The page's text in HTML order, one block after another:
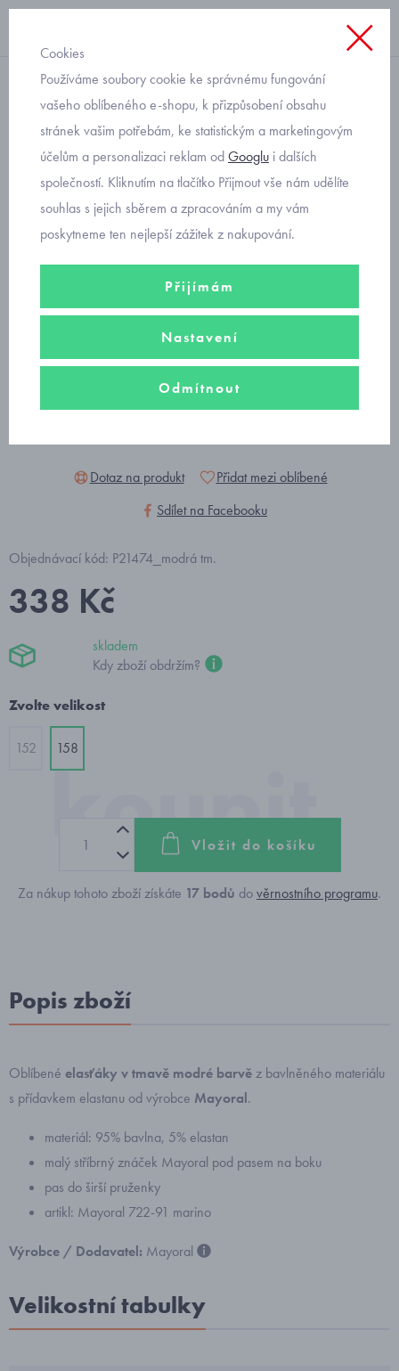
elastické legíny
Mayoral dívčí jednobarevné
modré legíny 722-91
Dotaz na produkt
Přidat mezi oblíbené
Sdílet na Facebooku
Objednávací kód: P21474_modrá tm.
338 Kč
skladem
Kdy zboží obdržím?
Zvolte velikost
152 158
Vložit do košíku
Za nákup tohoto zboží získáte 17 bodů dověrnostního programu.
Popis zboží
Oblíbené elasťáky v tmavě modré barvěz bavlněného materiálu
s přídavkem elastanu od výrobce Mayoral.
materiál: 95% bavlna, 5% elastan
malý stříbrný znáček Mayoral pod pasem na boku
pas do širší pruženky
artikl: Mayoral 722-91 marino
Výrobce / Dodavatel: Mayoral
Velikostní tabulky
Cookies
Používáme soubory cookie ke správnému fungování
vašeho oblíbeného e-shopu, k přizpůsobení obsahu
stránek vašim potřebám, ke statistickým a marketingovým
účelům a personalizaci reklam odGooglu i dalších
společností. Kliknutím na tlačítko Přijmout vše nám udělíte
souhlas s jejich sběrem a zpracováním a my vám
poskytneme ten nejlepší zážitek z nakupování.
Přijímám
Nastavení
Odmítnout